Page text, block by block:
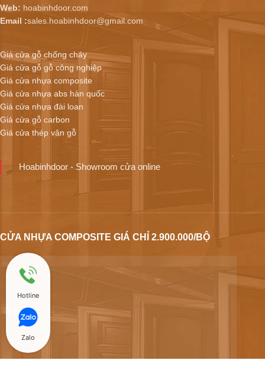
Web: hoabinhdoor.com
Email :sales.hoabinhdoor@gmail.com
Giá cửa gỗ chống cháy
Giá cửa gỗ gỗ công nghiệp
Giá cửa nhựa composite
Giá cửa nhựa abs hàn quốc
Giá cửa nhựa đài loan
Giá cửa gỗ carbon
Giá cửa thép vân gỗ
Hoabinhdoor - Showroom cửa online
CỬA NHỰA COMPOSITE GIÁ CHỈ 2.900.000/BỘ
Hotline
Zalo